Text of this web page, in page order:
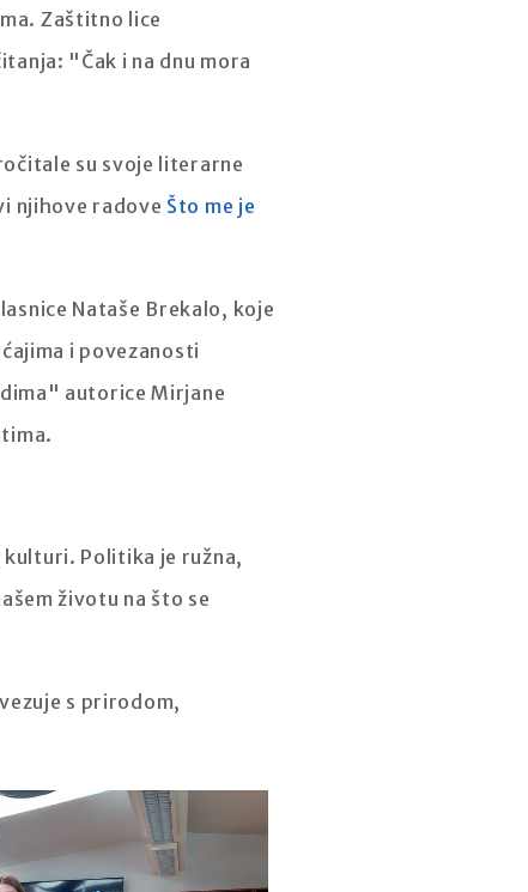
Zaštitno lice
"Čak i na dnu mora
su svoje literarne
njihove radove Što me je
Nataše Brekalo, koje
i povezanosti
autorice Mirjane
Politika je ružna,
životu na što se
s prirodom,